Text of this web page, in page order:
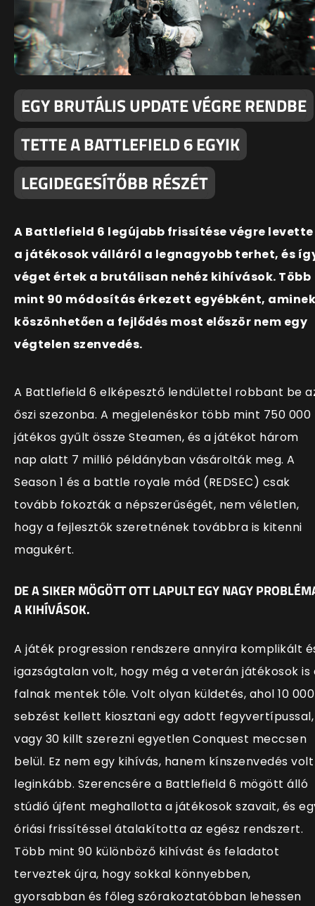
EGY BRUTÁLIS UPDATE VÉGRE RENDBE
TETTE A BATTLEFIELD 6 EGYIK
LEGIDEGESÍTŐBB RÉSZÉT
A Battlefield 6 legújabb frissítése végre levette
a játékosok válláról a legnagyobb terhet, és
véget értek a brutálisan nehéz kihívások. Több
mint 90 módosítás érkezett egyébként, aminek
köszönhetően a fejlődés most először nem egy
végtelen szenvedés.
A Battlefield 6 elképesztő lendülettel robbant be
őszi szezonba. A megjelenéskor több mint 750 000
játékos gyűlt össze Steamen, és a játékot három
nap alatt 7 millió példányban vásárolták meg. A
Season 1 és a battle royale mód (REDSEC) csak
tovább fokozták a népszerűségét, nem véletlen,
hogy a fejlesztők szeretnének továbbra is kitenni
magukért.
DE A SIKER MÖGÖTT OTT LAPULT EGY NAGY
A KIHÍVÁSOK.
A játék progression rendszere annyira komplikált
igazságtalan volt, hogy még a veterán játékosok is
falnak mentek tőle. Volt olyan küldetés, ahol 10 000
sebzést kellett kiosztani egy adott fegyvertípussal,
vagy 30 killt szerezni egyetlen Conquest meccsen
belül. Ez nem egy kihívás, hanem kínszenvedés volt
leginkább. Szerencsére a Battlefield 6 mögött álló
stúdió újfent meghallotta a játékosok szavait, és
óriási frissítéssel átalakította az egész rendszert.
Több mint 90 különböző kihívást és feladatot
terveztek újra, hogy sokkal könnyebben,
gyorsabban és főleg szórakoztatóbban lehessen